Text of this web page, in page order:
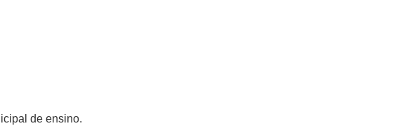
de ensino.